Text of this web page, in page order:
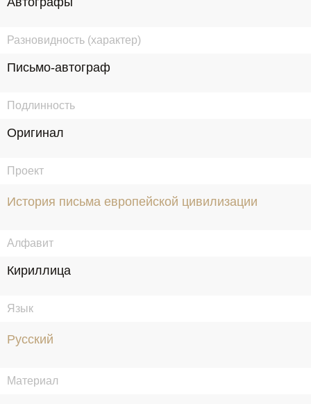
Разновидность (характер)
Письмо-автограф
Подлинность
Оригинал
Проект
История письма европейской цивилизации
Алфавит
Кириллица
Язык
Русский
Материал